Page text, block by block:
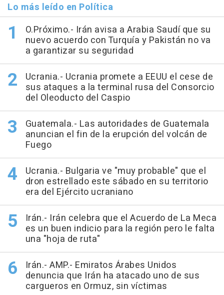
Lo más leído en Política
O.Próximo.- Irán avisa a Arabia Saudí que su
nuevo acuerdo con Turquía y Pakistán no va
a garantizar su seguridad
Ucrania.- Ucrania promete a EEUU el cese de
sus ataques a la terminal rusa del Consorcio
del Oleoducto del Caspio
Guatemala.- Las autoridades de Guatemala
anuncian el fin de la erupción del volcán de
Fuego
Ucrania.- Bulgaria ve "muy probable" que el
dron estrellado este sábado en su territorio
era del Ejército ucraniano
Irán.- Irán celebra que el Acuerdo de La Meca
es un buen indicio para la región pero le falta
una "hoja de ruta"
Irán.- AMP.- Emiratos Árabes Unidos
denuncia que Irán ha atacado uno de sus
cargueros en Ormuz, sin víctimas